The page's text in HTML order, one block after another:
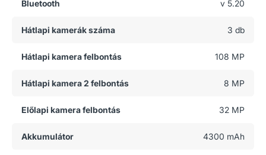
Bluetooth v 5.20
Hátlapi kamerák száma 3 db
Hátlapi kamera felbontás 108 MP
Hátlapi kamera 2 felbontás 8 MP
Előlapi kamera felbontás 32 MP
Akkumulátor 4300 mAh